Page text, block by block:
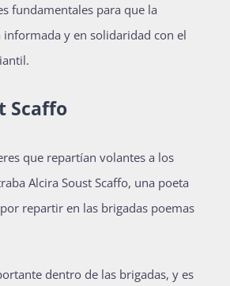
fundamentales para que la
informada y en solidaridad con el
Scaffo
que repartían volantes a los
Alcira Soust Scaffo, una poeta
repartir en las brigadas poemas
dentro de las brigadas, y es